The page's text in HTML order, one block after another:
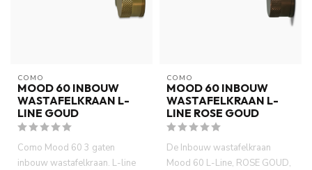
COMO
MOOD 60 INBOUW
WASTAFELKRAAN L-
LINE GOUD
Como Mood 60 3 gaten
inbouw wastafelkraan. L-line
COMO
MOOD 60 INBOUW
WASTAFELKRAAN L-
LINE ROSE GOUD
De Inbouw wastafelkraan
Mood 60 L-Line, ROSE GOUD,